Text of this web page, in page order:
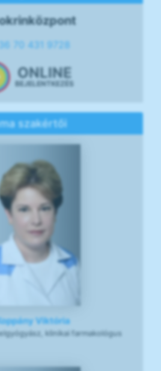
70 431 9728
ONLINE
BEJELENTKEZÉS
szakértői
Viktória
klinikai farmakológus